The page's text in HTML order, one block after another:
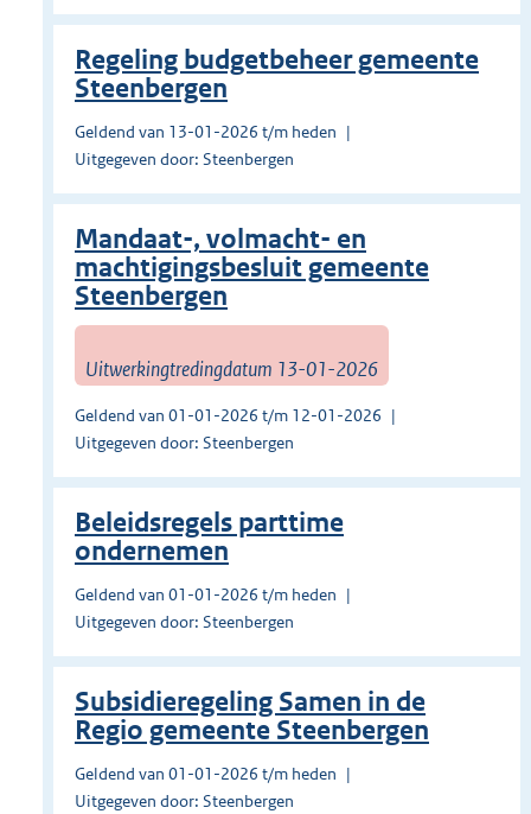
Regeling budgetbeheer gemeente
Steenbergen
Geldend van 13-01-2026 t/m heden
Uitgegeven door: Steenbergen
Mandaat-, volmacht- en
machtigingsbesluit gemeente
Steenbergen
Uitwerkingtredingdatum 13-01-2026
Geldend van 01-01-2026 t/m 12-01-2026
Uitgegeven door: Steenbergen
Beleidsregels parttime
ondernemen
Geldend van 01-01-2026 t/m heden
Uitgegeven door: Steenbergen
Subsidieregeling Samen in de
Regio gemeente Steenbergen
Geldend van 01-01-2026 t/m heden
Uitgegeven door: Steenbergen